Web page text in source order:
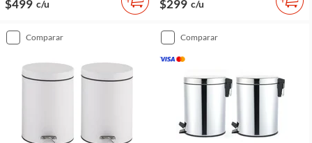
$499 c/u $299 c/u
comparar comparar